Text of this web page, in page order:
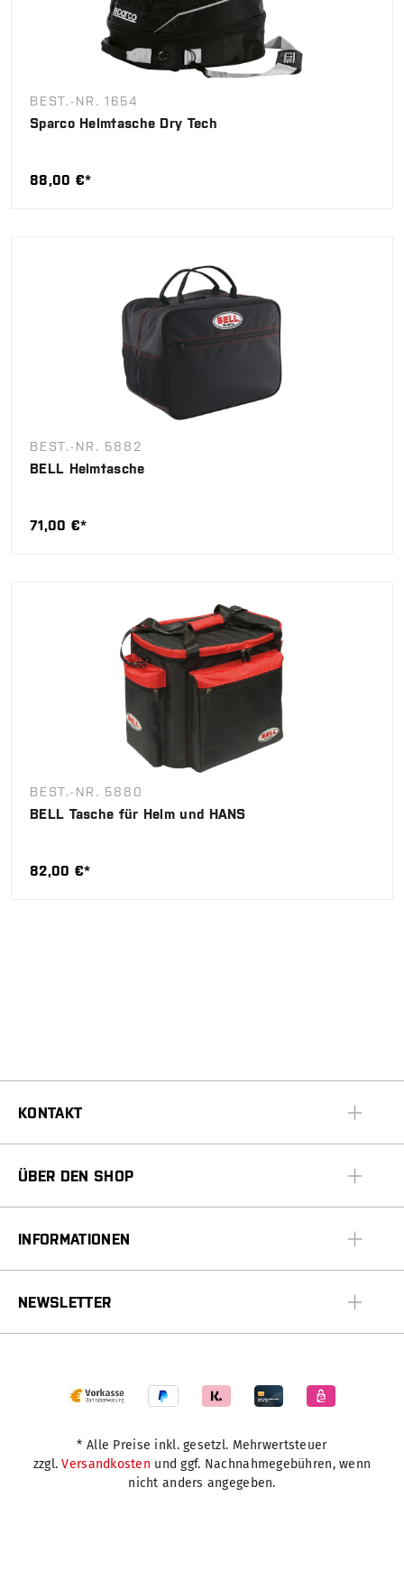
BEST.-NR. 1654
Sparco Helmtasche Dry Tech
88,00 €*
BEST.-NR. 5882
BELL Helmtasche
71,00 €*
BEST.-NR. 5880
BELL Tasche für Helm und HANS
82,00 €*
KONTAKT
ÜBER DEN SHOP
INFORMATIONEN
NEWSLETTER
* Alle Preise inkl. gesetzl. Mehrwertsteuer
zzgl.Versandkosten und ggf. Nachnahmegebühren, wenn
nicht anders angegeben.